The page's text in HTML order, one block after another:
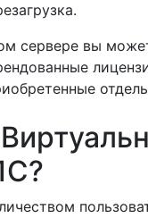
сервере вы